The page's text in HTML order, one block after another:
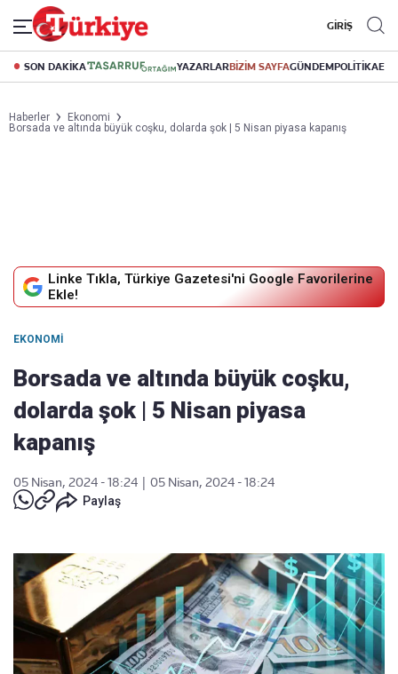
GİRİŞ
SON DAKİKA YAZARLARBİZİM SAYFAGÜNDEMPOLİTİKA
Haberler
Ekonomi
Borsada ve altında büyük coşku, dolarda şok | 5 Nisan piyasa kapanış
Linke Tıkla, Türkiye Gazetesi'ni Google Favorilerine
Ekle!
EKONOMI
Borsada ve altında büyük coşku,
dolarda şok | 5 Nisan piyasa
kapanış
05 Nisan, 2024 - 18:24
05 Nisan, 2024 - 18:24
Paylaş